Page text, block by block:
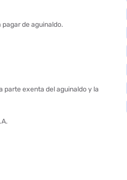
de aguinaldo.
parte exenta del aguinaldo y la